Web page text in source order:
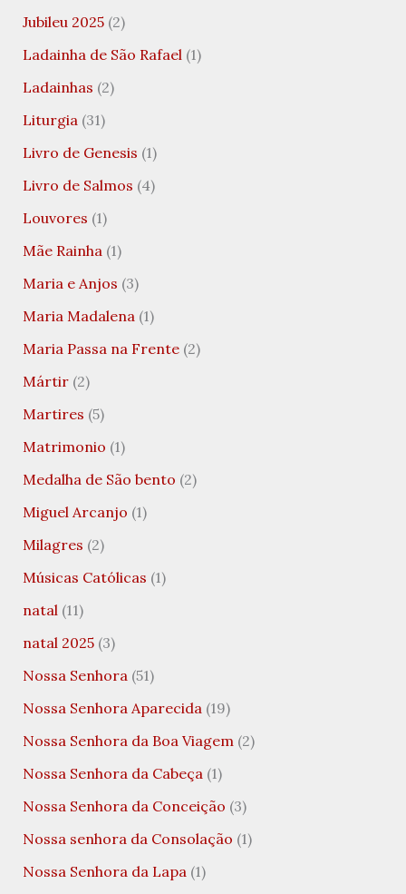
Jubileu 2025(2)
Ladainha de São Rafael(1)
Ladainhas (2)
Liturgia(31)
Livro de Genesis (1)
Livro de Salmos (4)
Louvores (1)
Mãe Rainha(1)
Maria e Anjos (3)
Maria Madalena(1)
Maria Passa na Frente(2)
Mártir(2)
Martires (5)
Matrimonio (1)
Medalha de São bento (2)
Miguel Arcanjo (1)
Milagres (2)
Músicas Católicas (1)
natal(11)
natal 2025(3)
Nossa Senhora(51)
Nossa Senhora Aparecida(19)
Nossa Senhora da Boa Viagem(2)
Nossa Senhora da Cabeça(1)
Nossa Senhora da Conceição (3)
Nossa senhora da Consolação (1)
Nossa Senhora da Lapa(1)